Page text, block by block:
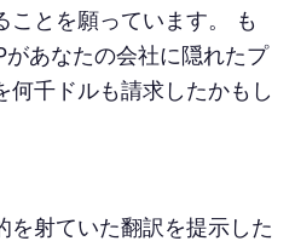
ことを願っています。 も
があなたの会社に隠れたプ
何千ドルも請求したかもし
を射ていた翻訳を提示した